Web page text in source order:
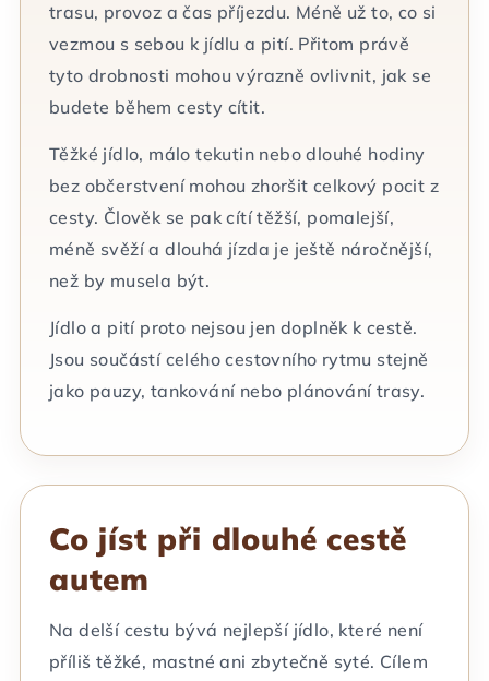
trasu, provoz a čas příjezdu. Méně už to, co si
vezmou s sebou k jídlu a pití. Přitom právě
tyto drobnosti mohou výrazně ovlivnit, jak se
budete během cesty cítit.
Těžké jídlo, málo tekutin nebo dlouhé hodiny
bez občerstvení mohou zhoršit celkový pocit z
cesty. Člověk se pak cítí těžší, pomalejší,
méně svěží a dlouhá jízda je ještě náročnější,
než by musela být.
Jídlo a pití proto nejsou jen doplněk k cestě.
Jsou součástí celého cestovního rytmu stejně
jako pauzy, tankování nebo plánování trasy.
Co jíst při dlouhé cestě
autem
Na delší cestu bývá nejlepší jídlo, které není
příliš těžké, mastné ani zbytečně syté. Cílem